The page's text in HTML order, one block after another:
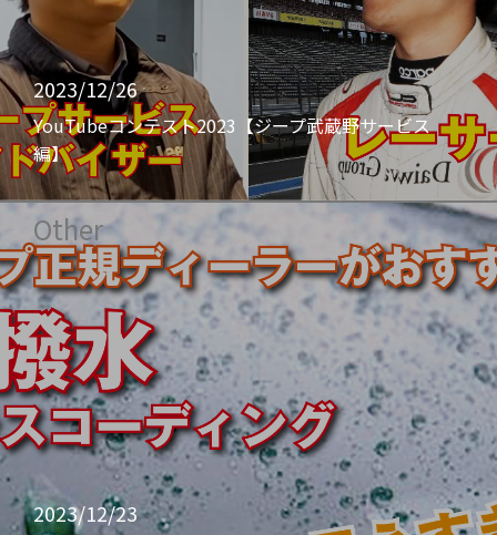
2023/12/26
YouTubeコンテスト2023【ジープ武蔵野サービス
編】
Other
2023/12/23